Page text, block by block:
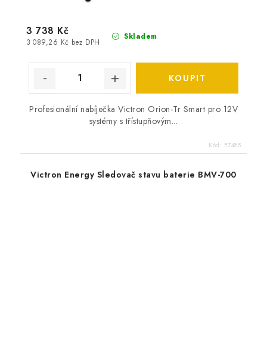
Skladem
3 089,26 Kč bez DPH
3 738 Kč
Profesionální nabíječka Victron Orion-Tr Smart pro 12V
systémy s třístupňovým...
Kód: E7485
Victron Energy Sledovač stavu baterie BMV-700